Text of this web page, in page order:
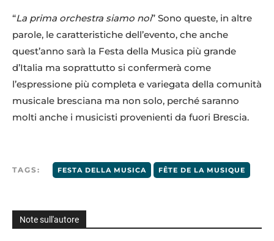
“La prima orchestra siamo noi” Sono queste, in altre
parole, le caratteristiche dell’evento, che anche
quest’anno sarà la Festa della Musica più grande
d’Italia ma soprattutto si confermerà come
l’espressione più completa e variegata della comunità
musicale bresciana ma non solo, perché saranno
molti anche i musicisti provenienti da fuori Brescia.
TAGS: FESTA DELLA MUSICA FÊTE DE LA MUSIQUE
Note sull'autore